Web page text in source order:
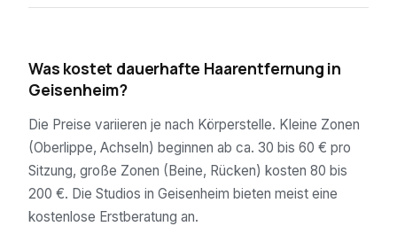
Was kostet dauerhafte Haarentfernung in
Geisenheim?
Die Preise variieren je nach Körperstelle. Kleine Zonen
(Oberlippe, Achseln) beginnen ab ca. 30 bis 60 € pro
Sitzung, große Zonen (Beine, Rücken) kosten 80 bis
200 €. Die Studios in Geisenheim bieten meist eine
kostenlose Erstberatung an.